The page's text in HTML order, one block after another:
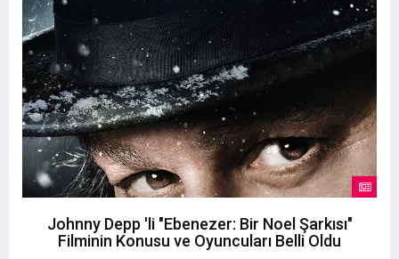
Johnny Depp 'li "Ebenezer: Bir Noel Şarkısı"
Filminin Konusu ve Oyuncuları Belli Oldu